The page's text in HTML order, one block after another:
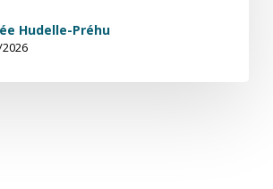
Hudelle-Préhu